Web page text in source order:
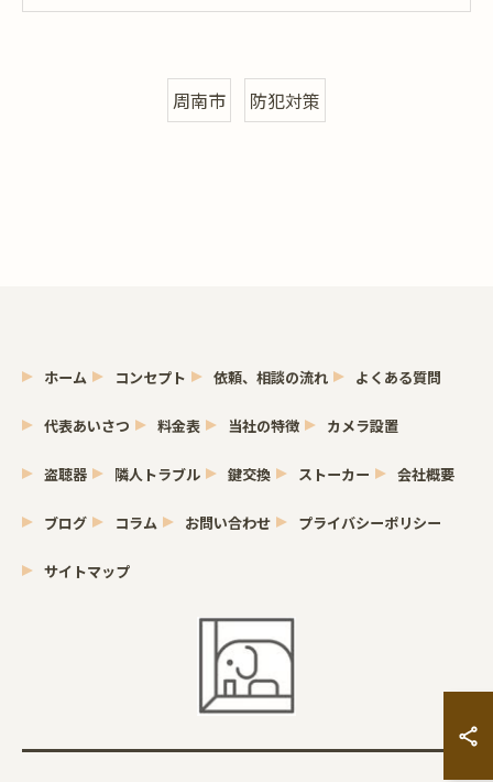
周南市 防犯対策
ホーム コンセプト 依頼、相談の流れ よくある質問
代表あいさつ 料金表 当社の特徴 カメラ設置
盗聴器 隣人トラブル 鍵交換 ストーカー 会社概要
ブログ コラム お問い合わせ プライバシーポリシー
サイトマップ